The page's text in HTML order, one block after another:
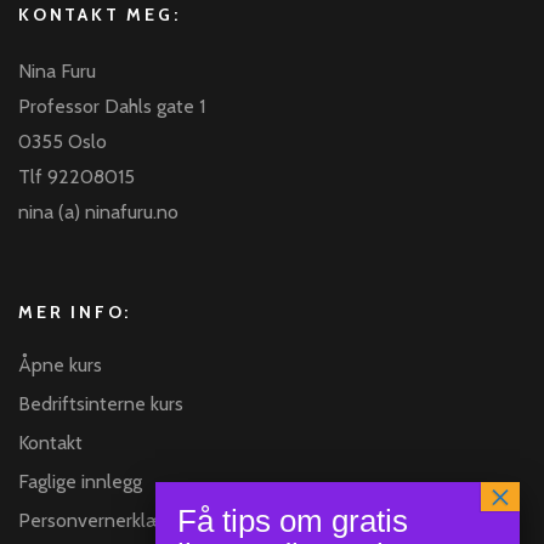
KONTAKT MEG:
Nina Furu
Professor Dahls gate 1
0355 Oslo
Tlf 92208015
nina (a) ninafuru.no
MER INFO:
Åpne kurs
Bedriftsinterne kurs
Kontakt
Faglige innlegg
Personvernerklæring